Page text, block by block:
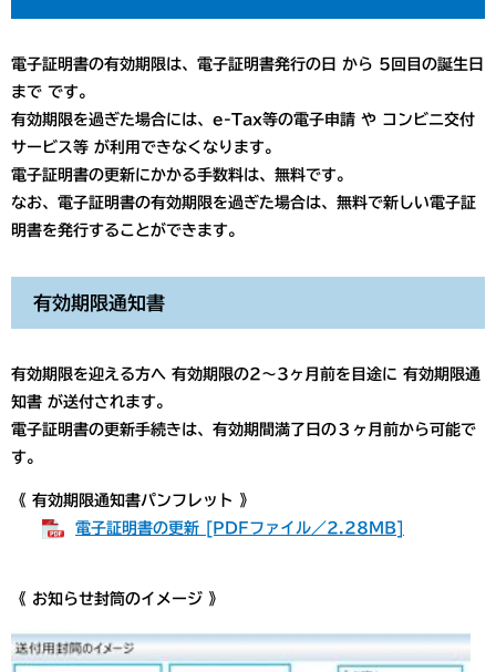
電子証明書の有効期限は、電子証明書発行の日 から 5回目の誕生日
まで です。
有効期限を過ぎた場合には、e-Tax等の電子申請 や コンビニ交付
サービス等 が利用できなくなります。
電子証明書の更新にかかる手数料は、無料です。
なお、電子証明書の有効期限を過ぎた場合は、無料で新しい電子証
明書を発行することができます。
有効期限通知書
有効期限を迎える方へ 有効期限の2～3ヶ月前を目途に 有効期限通
知書 が送付されます。
​電子証明書の更新手続きは、有効期間満了日の３ヶ月前から可能で
す。​
《 有効期限通知書パンフレット 》
電子証明書の更新 [PDFファイル／2.28MB]
《 お知らせ封筒のイメージ 》